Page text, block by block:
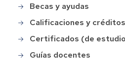
Main
menu
Becas y ayudas
Calificaciones y créditos
Certificados (de
Guías docentes